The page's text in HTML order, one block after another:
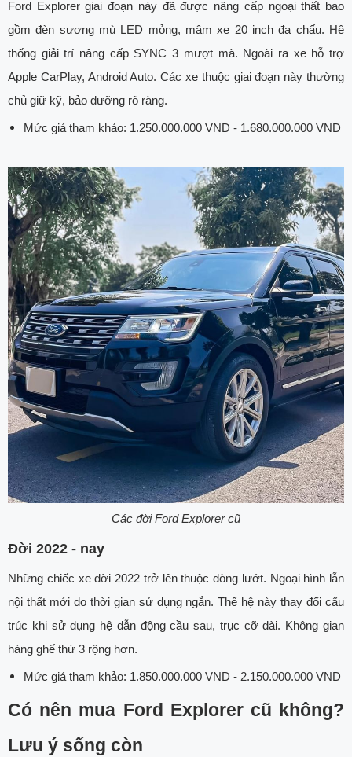
Ford Explorer giai đoạn này đã được nâng cấp ngoại thất bao
gồm đèn sương mù LED mỏng, mâm xe 20 inch đa chấu. Hệ
thống giải trí nâng cấp SYNC 3 mượt mà. Ngoài ra xe hỗ trợ
Apple CarPlay, Android Auto. Các xe thuộc giai đoạn này thường
chủ giữ kỹ, bảo dưỡng rõ ràng.
Mức giá tham khảo: 1.250.000.000 VND - 1.680.000.000 VND
Các đời Ford Explorer cũ
Đời 2022 - nay
Những chiếc xe đời 2022 trở lên thuộc dòng lướt. Ngoại hình lẫn
nội thất mới do thời gian sử dụng ngắn. Thế hệ này thay đổi cấu
trúc khi sử dụng hệ dẫn động cầu sau, trục cỡ dài. Không gian
hàng ghế thứ 3 rộng hơn.
Mức giá tham khảo: 1.850.000.000 VND - 2.150.000.000 VND
Có nên mua Ford Explorer cũ không?
Lưu ý sống còn